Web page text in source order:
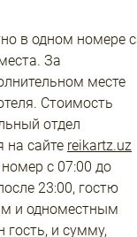
в одном номере с
За
месте
Стоимость
отдел
на сайте reikartz.uz
с 07:00 до
23:00, гостю
и одноместным
гость, и сумму,